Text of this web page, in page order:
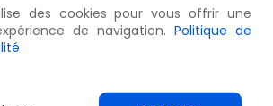
des cookies pour vous offrir une
de navigation. Politique de